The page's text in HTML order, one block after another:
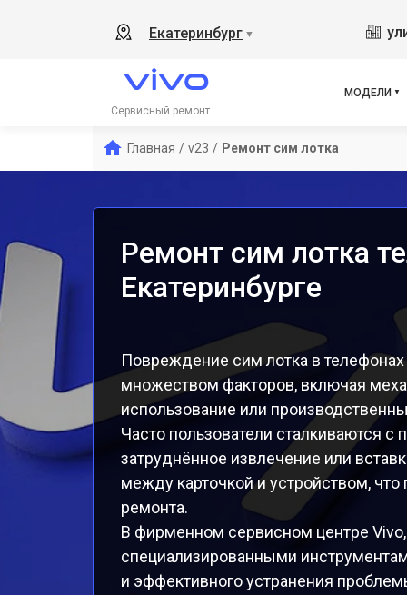
Екатеринбург ▼
Сервисный ремонт
МОДЕЛИ
Y19
V23e
Y12
Главная / v23 / Ремонт сим лотка
Ремонт сим лотка
Екатеринбурге
Повреждение сим лотка в
множеством факторов, включая
использование или
Часто пользователи сталкиваются с
затруднённое извлечение или
между карточкой и устройством,
ремонта.
В фирменном сервисном центре
специализированными
и эффективного устранения